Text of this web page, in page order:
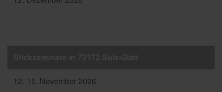
12.-15. November 2026